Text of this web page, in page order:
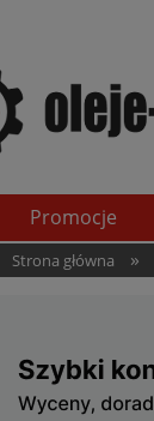
Promocje
Strona główna »